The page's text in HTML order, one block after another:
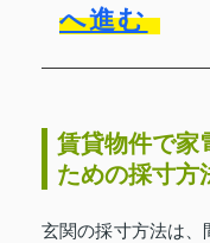
へ進む
賃貸物件で家
ための採寸方
玄関の採寸方法は、